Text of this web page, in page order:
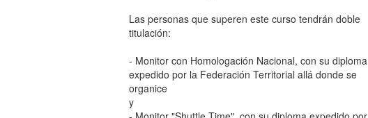
Las personas que superen este curso tendrán doble
titulación:
- Monitor con Homologación Nacional, con su diploma
expedido por la Federación Territorial allá donde se
organice
y